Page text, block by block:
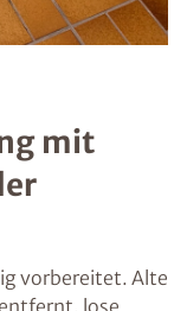
mit
vorbereitet. Alte
lose